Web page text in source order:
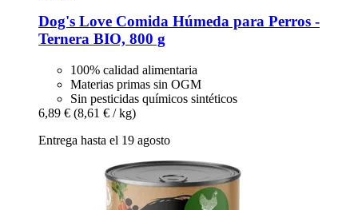
Dog's Love Comida Húmeda para Perros -​
Ternera BIO, 800 g
100% calidad alimentaria
Materias primas sin OGM
Sin pesticidas químicos sintéticos
6,89 € (8,61 € / kg)
Entrega hasta el 19 agosto